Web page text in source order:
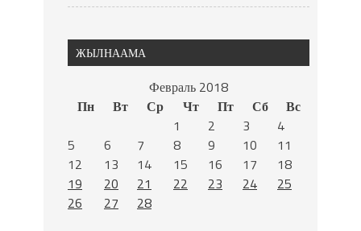
ЖЫЛНААМА
Февраль 2018
Пн
Вт Ср Чт Пт Сб
Вс
1
2 3
4
5
6 7 8 9 10
11
12
13 14 15 16 17
18
19
20 21 22 23 24
25
26
27
28